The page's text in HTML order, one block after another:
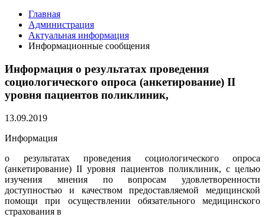
Главная
Администрация
Актуальная информация
Информационные сообщения
Информация о результатах проведения
социологического опроса (анкетирование) II
уровня пациентов поликлиник,
13.09.2019
Информация
о результатах проведения социологического опроса
(анкетирование) II уровня пациентов поликлиник, с целью
изучения мнения по вопросам удовлетворенности
доступностью и качеством предоставляемой медицинской
помощи при осуществлении обязательного медицинского
страхования в